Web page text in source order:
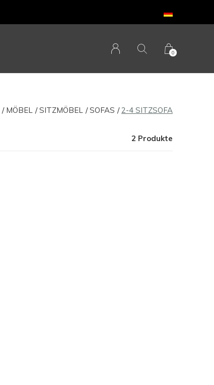
0
MÖBEL SITZMÖBEL SOFAS 2-4 SITZSOFA
2 Produkte